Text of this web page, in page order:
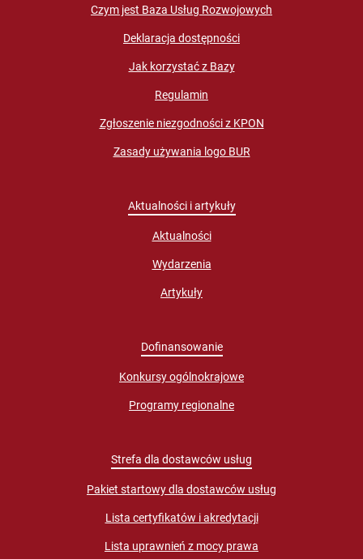
Czym jest Baza Usług Rozwojowych
Deklaracja dostępności
Jak korzystać z Bazy
Regulamin
Zgłoszenie niezgodności z KPON
Zasady używania logo BUR
Aktualności i artykuły
Aktualności
Wydarzenia
Artykuły
Dofinansowanie
Konkursy ogólnokrajowe
Programy regionalne
Strefa dla dostawców usług
Pakiet startowy dla dostawców usług
Lista certyfikatów i akredytacji
Lista uprawnień z mocy prawa